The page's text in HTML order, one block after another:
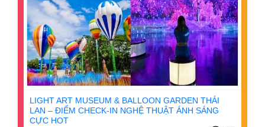
LIGHT ART MUSEUM & BALLOON GARDEN THÁI
LAN – ĐIỂM CHECK-IN NGHỆ THUẬT ÁNH SÁNG
CỰC HOT